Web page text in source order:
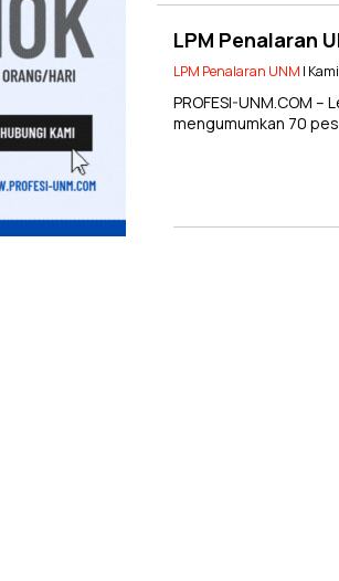
LPM Penalaran
LPM Penalaran UNM |
PROFESI-UNM.COM
mengumumkan 70